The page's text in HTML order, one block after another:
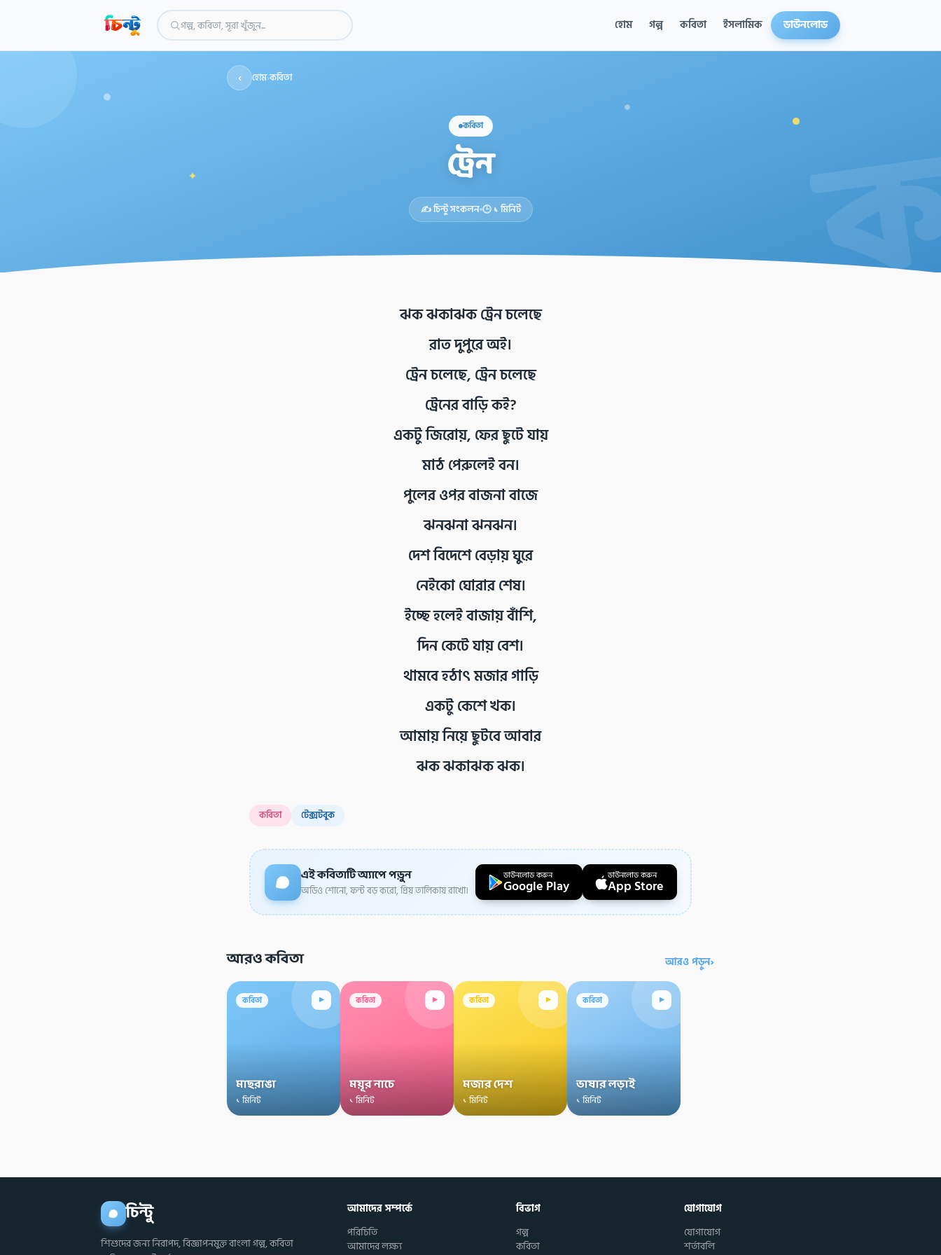
গল্প, কবিতা, সূরা খুঁজুন... হোম গল্প কবিতা ইসলামিক ডাউনলোড
✦
‹ হোম›কবিতা
কবিতা
ট্রেন
✍️ চিন্টু সংকলন 🕒 ১ মিনিট
ঝক ঝকাঝক ট্রেন চলেছে
রাত দুপুরে অই।
ট্রেন চলেছে, ট্রেন চলেছে
ট্রেনের বাড়ি কই?
একটু জিরোয়, ফের ছুটে যায়
মাঠ পেরুলেই বন।
পুলের ওপর বাজনা বাজে
ঝনঝনা ঝনঝন।
দেশ বিদেশে বেড়ায় ঘুরে
নেইকো ঘোরার শেষ।
ইচ্ছে হলেই বাজায় বাঁশি,
দিন কেটে যায় বেশ।
থামবে হঠাৎ মজার গাড়ি
একটু কেশে খক।
আমায় নিয়ে ছুটবে আবার
ঝক ঝকাঝক ঝক।
কবিতা টেক্সটবুক
এই কবিতাটি অ্যাপে পড়ুন
অডিও শোনো, ফন্ট বড় করো, প্রিয় তালিকায় রাখো।
ডাউনলোড করুন
Google Play
ডাউনলোড করুন
App Store
আরও কবিতা আরও পড়ুন›
কবিতা ▸
মাছরাঙা
১ মিনিট
কবিতা ▸
ময়ূর নাচে
১ মিনিট
কবিতা ▸
মজার দেশ
১ মিনিট
কবিতা ▸
ভাষার লড়াই
১ মিনিট
চিন্টু
শিশুদের জন্য নিরাপদ, বিজ্ঞাপনমুক্ত বাংলা গল্প, কবিতা
আমাদের সম্পর্কে
পরিচিতি
আমাদের লক্ষ্য
বিভাগ
গল্প
কবিতা
যোগাযোগ
যোগাযোগ
শর্তাবলি